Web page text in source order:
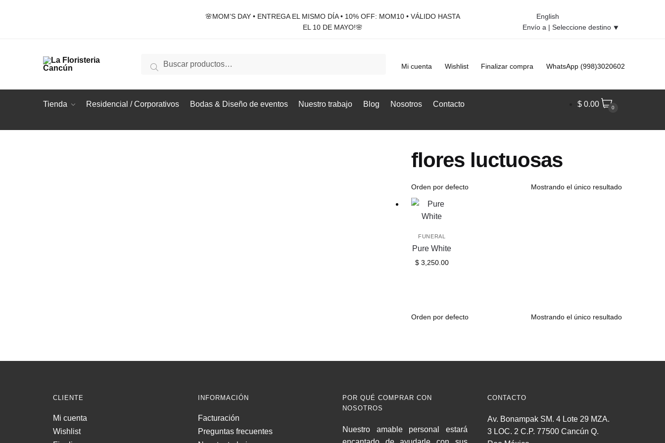
🌸MOM’S DAY • ENTREGA EL MISMO DÍA • 10% OFF: MOM10 • VÁLIDO HASTA
EL 10 DE MAYO!🌸
English
Envío a | Seleccione destino ⯆
Buscar
por:
Buscar Mi cuenta Wishlist Finalizar compra WhatsApp (998)3020602
Tienda Residencial / Corporativos Bodas & Diseño de eventos Nuestro trabajo Blog Nosotros Contacto $ 0.00 0
flores luctuosas
Mostrando el único resultado
FUNERAL
Pure White
$3,250.00
Mostrando el único resultado
CLIENTE
Mi cuenta
Wishlist
INFORMACIÓN
Facturación
Preguntas frecuentes
POR QUÉ COMPRAR CON
NOSOTROS
Nuestro amable personal estará
CONTACTO
Av. Bonampak SM. 4 Lote 29 MZA.
3 LOC. 2 C.P. 77500 Cancún Q.